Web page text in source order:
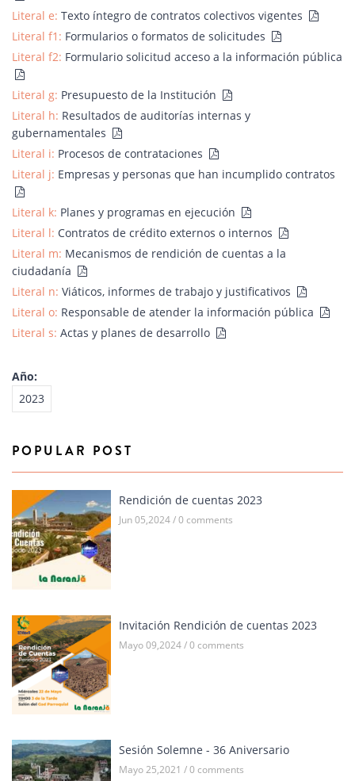
Literal e: Texto íntegro de contratos colectivos vigentes
Literal f1: Formularios o formatos de solicitudes
Literal f2: Formulario solicitud acceso a la información pública
Literal g: Presupuesto de la Institución
Literal h: Resultados de auditorías internas y
gubernamentales
Literal i: Procesos de contrataciones
Literal j: Empresas y personas que han incumplido contratos
Literal k: Planes y programas en ejecución
Literal l: Contratos de crédito externos o internos
Literal m: Mecanismos de rendición de cuentas a la
ciudadanía
Literal n: Viáticos, informes de trabajo y justificativos
Literal o: Responsable de atender la información pública
Literal s: Actas y planes de desarrollo
Año:
2023
POPULAR POST
Rendición de cuentas 2023
Jun 05,2024 / 0 comments
Invitación Rendición de cuentas 2023
Mayo 09,2024 / 0 comments
Sesión Solemne - 36 Aniversario
Mayo 25,2021 / 0 comments